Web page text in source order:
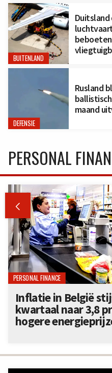
BUITENLAND
DEFENSIE
Rusland
maand
PERSONAL

PERSONAL FINANCE
Inflatie in België
kwartaal naar 3,8
hogere